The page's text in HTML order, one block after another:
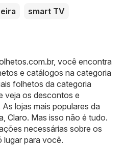
smart TV
, você encontra
e catálogos na categoria
folhetos da categoria
veja os descontos e
lojas mais populares da
, Claro. Mas isso não é tudo.
necessárias sobre os
lugar para você.